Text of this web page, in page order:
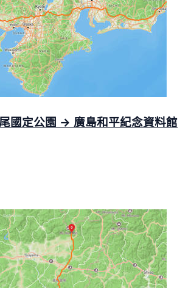
國定公園 → 廣島和平紀念資料館